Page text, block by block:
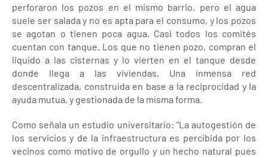
perforaron los pozos en el mismo barrio, pero el agua
suele ser salada y no es apta para el consumo, y los pozos
se agotan o tienen poca agua. Casi todos los comités
cuentan con tanque. Los que no tienen pozo, compran el
líquido a las cisternas y lo vierten en el tanque desde
donde llega a las viviendas. Una inmensa red
descentralizada, construida en base a la reciprocidad y la
ayuda mutua, y gestionada de la misma forma.
Como señala un estudio universitario: "La autogestión de
los servicios y de la infraestructura es percibida por los
vecinos como motivo de orgullo y un hecho natural pues